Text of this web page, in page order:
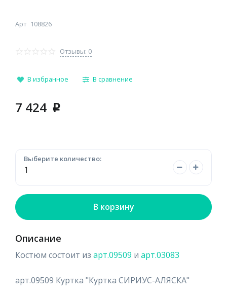
Арт 108826
Отзывы: 0
В избранное В сравнение
7 424 p
Выберите количество:
В корзину
Описание
Костюм состоит из арт.09509 и арт.03083
арт.09509 Куртка "Куртка СИРИУС-АЛЯСКА"